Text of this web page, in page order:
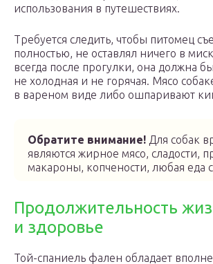
использования в путешествиях.
Требуется следить, чтобы питомец
полностью, не оставлял ничего в
всегда после прогулки, она должна
не холодная и не горячая. Мясо
в вареном виде либо ошпаривают
Обратите внимание! Для собак
являются жирное мясо, сладости,
макароны, копчености, любая еда
Продолжительность
и здоровье
Той-спаниель фален обладает